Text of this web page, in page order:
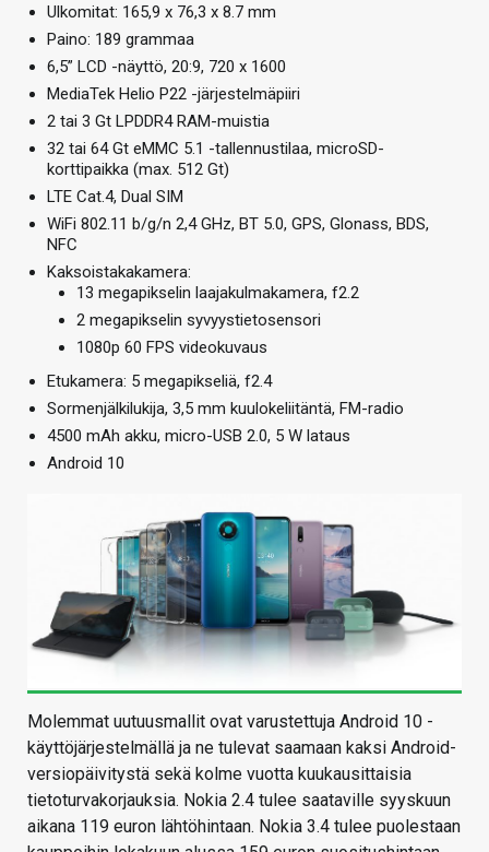
Ulkomitat: 165,9 x 76,3 x 8.7 mm
Paino: 189 grammaa
6,5” LCD -näyttö, 20:9, 720 x 1600
MediaTek Helio P22 -järjestelmäpiiri
2 tai 3 Gt LPDDR4 RAM-muistia
32 tai 64 Gt eMMC 5.1 -tallennustilaa, microSD-
korttipaikka (max. 512 Gt)
LTE Cat.4, Dual SIM
WiFi 802.11 b/g/n 2,4 GHz, BT 5.0, GPS, Glonass, BDS,
NFC
Kaksoistakakamera:
13 megapikselin laajakulmakamera, f2.2
2 megapikselin syvyystietosensori
1080p 60 FPS videokuvaus
Etukamera: 5 megapikseliä, f2.4
Sormenjälkilukija, 3,5 mm kuulokeliitäntä, FM-radio
4500 mAh akku, micro-USB 2.0, 5 W lataus
Android 10
Molemmat uutuusmallit ovat varustettuja Android 10 -
käyttöjärjestelmällä ja ne tulevat saamaan kaksi Android-
versiopäivitystä sekä kolme vuotta kuukausittaisia
tietoturvakorjauksia. Nokia 2.4 tulee saataville syyskuun
aikana 119 euron lähtöhintaan. Nokia 3.4 tulee puolestaan